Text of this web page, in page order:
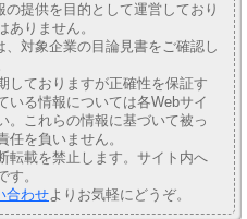
提供を目的として運営しており
りません。
、対象企業の目論見書をご確認し
しておりますが正確性を保証す
いる情報については各Webサイ
。これらの情報に基づいて被っ
を負いません。
転載を禁止します。サイト内へ
。
合わせよりお気軽にどうぞ。